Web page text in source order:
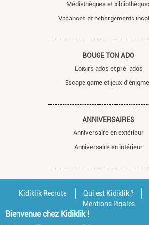
Médiathèques et
Vacances et hébergements
BOUGE TON ADO
Loisirs ados et pré-ados
Escape game et jeux
ANNIVERSAIRES
Anniversaire en extérieur
Anniversaire en intérieur
Kidiklik Recrute Qui est Kidiklik ?
Mentions légales
Bienvenue chez Kidiklik !